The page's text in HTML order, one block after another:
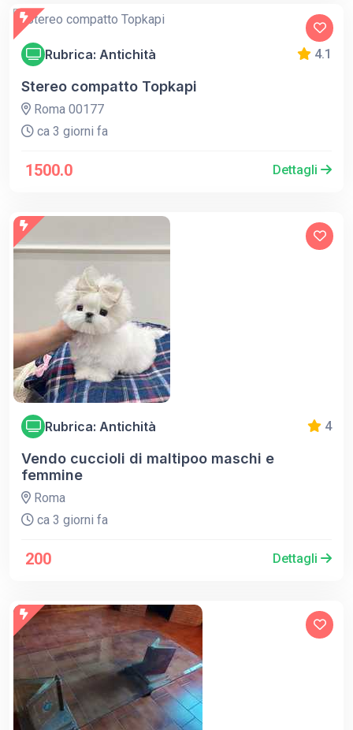
Rubrica: Antichità 4.1
Stereo compatto Topkapi
Roma 00177
ca 3 giorni fa
1500.0 Dettagli
Rubrica: Antichità 4
Vendo cuccioli di maltipoo maschi e
femmine
Roma
ca 3 giorni fa
200 Dettagli